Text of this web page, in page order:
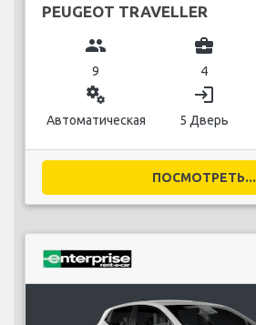
PEUGEOT TRAVELLER
group
9
business_center
4
miscellaneous_services
Автоматическая
login
5 Дверь
ПОСМОТРЕТЬ...